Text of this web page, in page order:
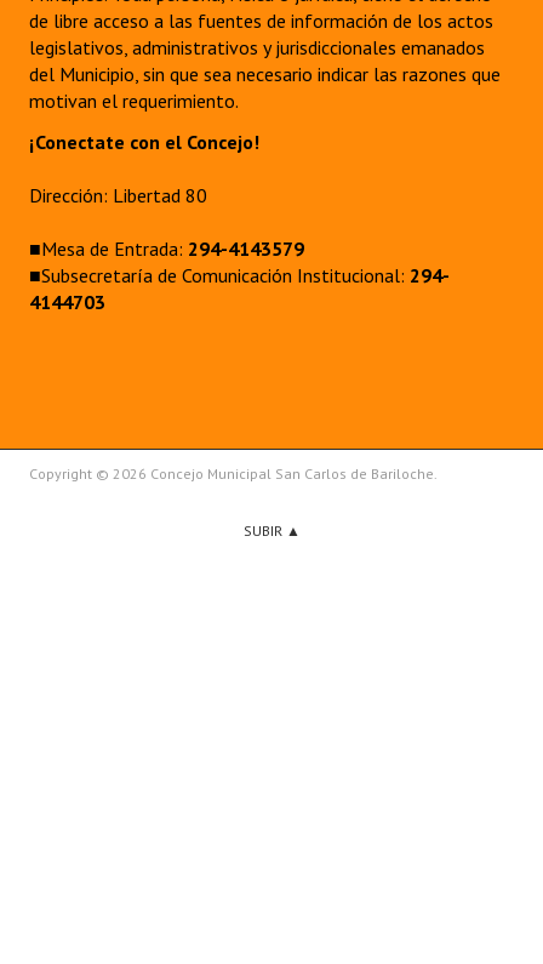
de libre acceso a las fuentes de información de los actos
legislativos, administrativos y jurisdiccionales emanados
del Municipio, sin que sea necesario indicar las razones que
motivan el requerimiento.
¡Conectate con el Concejo!
Dirección: Libertad 80
■Mesa de Entrada: 294-4143579
■Subsecretaría de Comunicación Institucional: 294-
4144703
Copyright © 2026 Concejo Municipal San Carlos de Bariloche.
SUBIR ▲